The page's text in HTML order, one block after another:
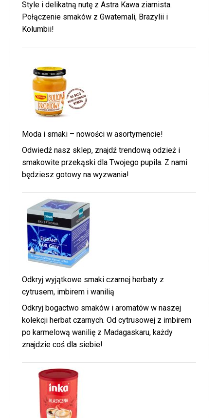
Style i delikatną nutę z Astra Kawa ziarnista.
Połączenie smaków z Gwatemali, Brazylii i
Kolumbii!
Moda i smaki – nowości w asortymencie!
Odwiedź nasz sklep, znajdź trendową odzież i
smakowite przekąski dla Twojego pupila. Z nami
będziesz gotowy na wyzwania!
Odkryj wyjątkowe smaki czarnej herbaty z
cytrusem, imbirem i wanilią
Odkryj bogactwo smaków i aromatów w naszej
kolekcji herbat czarnych. Od cytrusowej z imbirem
po karmelową wanilię z Madagaskaru, każdy
znajdzie coś dla siebie!